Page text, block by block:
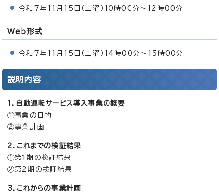
令和7年11月15日（土曜）10時00分～12時00分
Web形式
令和7年11月15日（土曜）14時00分～15時00分
説明内容
1．自動運転サービス導入事業の概要
①事業の目的
②事業計画
2．これまでの検証結果
①第1期の検証結果
②第2期の検証結果
3．これからの事業計画